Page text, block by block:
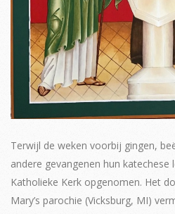
Terwijl de weken voorbij gingen,
andere gevangenen hun katechese
Katholieke Kerk opgenomen. Het
Mary’s parochie (Vicksburg, MI)